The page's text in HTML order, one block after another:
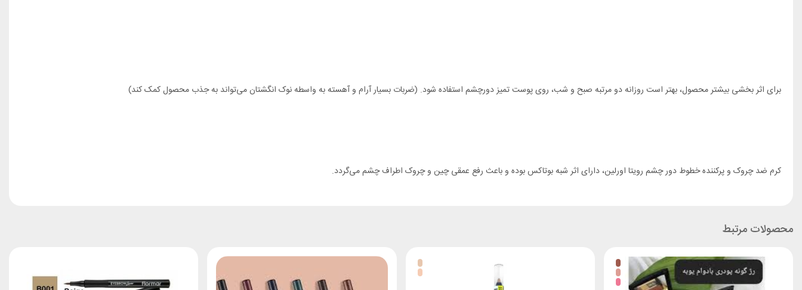
برای اثر بخشی بیشتر محصول، بهتر است روزانه دو مرتبه صبح و شب، روی پوست تمیز دورچشم استفاده شود. (ضربات بسیار آرام و آهسته به واسطه نوک انگشتان می‌تواند به جذب محصول کمک کند)
کرم ضد چروک و پرکننده خطوط دور چشم رویتا اورلین، دارای اثر شبه بوتاکس بوده و باعث رفع عمقی چین و چروک اطراف چشم می‌گردد.
محصولات مرتبط